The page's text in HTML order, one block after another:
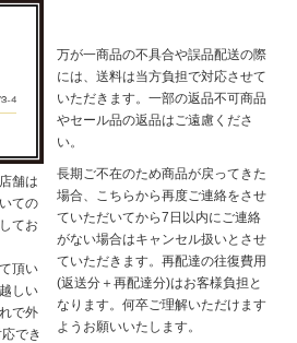
舗は
ての
てお
頂い
しい
で外
でき
万が一商品の不具合や誤品配送の際
には、送料は当方負担で対応させて
いただきます。一部の返品不可商品
やセール品の返品はご遠慮くださ
い。
長期ご不在のため商品が戻ってきた
場合、こちらから再度ご連絡をさせ
ていただいてから7日以内にご連絡
がない場合はキャンセル扱いとさせ
ていただきます。再配達の往復費用
(返送分＋再配達分)はお客様負担と
なります。何卒ご理解いただけます
ようお願いいたします。